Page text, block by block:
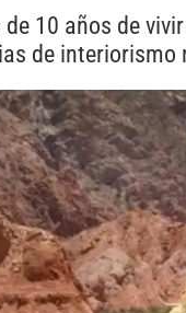
10 años de
de interiorismo